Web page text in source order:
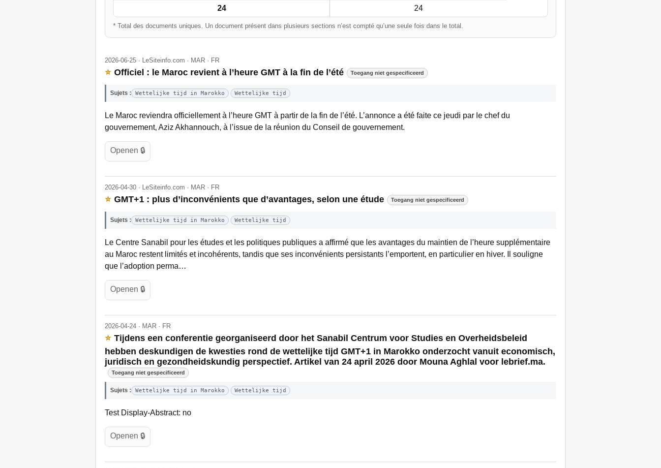
24 24
* Total des documents uniques. Un document présent dans plusieurs sections n’est compté qu’une seule fois dans le total.
2026-06-25 · LeSiteinfo.com · MAR · FR
⭐ Officiel : le Maroc revient à l’heure GMT à la fin de l’été Toegang niet gespecificeerd
Sujets : Wettelijke tijd in Marokko Wettelijke tijd
Le Maroc reviendra officiellement à l’heure GMT à partir de la fin de l’été. L’annonce a été faite ce jeudi par le chef du
gouvernement, Aziz Akhannouch, à l’issue de la réunion du Conseil de gouvernement.
Openen 🔒
2026-04-30 · LeSiteinfo.com · MAR · FR
⭐ GMT+1 : plus d’inconvénients que d’avantages, selon une étude Toegang niet gespecificeerd
Sujets : Wettelijke tijd in Marokko Wettelijke tijd
Le Centre Sanabil pour les études et les politiques publiques a affirmé que les avantages du maintien de l’heure supplémentaire
au Maroc restent limités et incohérents, tandis que ses inconvénients persistants l’emportent, en particulier en hiver. Il souligne
que l’adoption perma…
Openen 🔒
2026-04-24 · MAR · FR
⭐ Tijdens een conferentie georganiseerd door het Sanabil Centrum voor Studies en Overheidsbeleid
hebben deskundigen de kwesties rond de wettelijke tijd GMT+1 in Marokko onderzocht vanuit economisch,
juridisch en gezondheidskundig perspectief. Artikel van 24 april 2026 door Mouna Aghlal voor lebrief.ma.
Toegang niet gespecificeerd
Sujets : Wettelijke tijd in Marokko Wettelijke tijd
Test Display-Abstract: no
Openen 🔒